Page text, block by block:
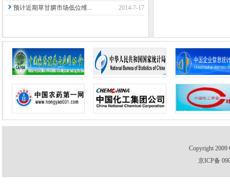
预计近期草甘膦市场低位维...
2014-7-17
Copyright 2009
京ICP备